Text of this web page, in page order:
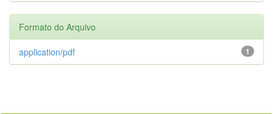
Formato do Arquivo
1
application/pdf